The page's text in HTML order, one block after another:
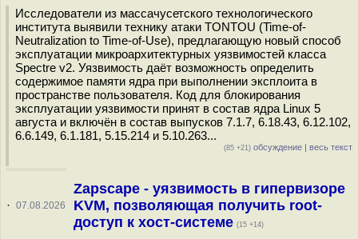
Исследователи из массачусетского технологического
института выявили технику атаки TONTOU (Time-of-
Neutralization to Time-of-Use), предлагающую новый способ
эксплуатации микроархитектурных уязвимостей класса
Spectre v2. Уязвимость даёт возможность определить
содержимое памяти ядра при выполнении эксплоита в
пространстве пользователя. Код для блокирования
эксплуатации уязвимости принят в состав ядра Linux 5
августа и включён в состав выпусков 7.1.7, 6.18.43, 6.12.102,
6.6.149, 6.1.181, 5.15.214 и 5.10.263...
(85 +21) обсуждение | весь текст
· 07.08.2026
Zapscape - уязвимость в гипервизоре
KVM, позволяющая получить root-
доступ к хост-системе (15 +14)